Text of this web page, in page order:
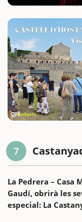
7
La Pedrera – Casa
Gaudí, obrirà les
especial: La